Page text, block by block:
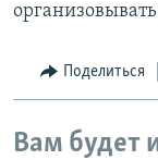
Поделиться
Вам будет